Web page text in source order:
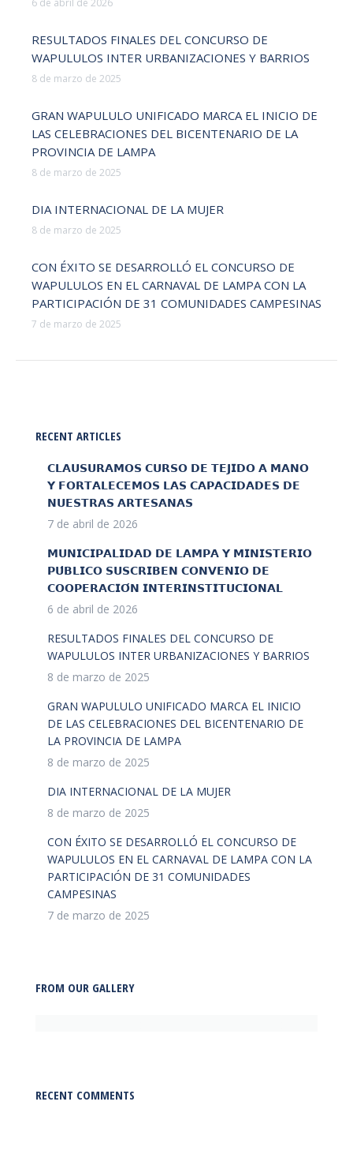
6 de abril de 2026
RESULTADOS FINALES DEL CONCURSO DE
WAPULULOS INTER URBANIZACIONES Y BARRIOS
8 de marzo de 2025
GRAN WAPULULO UNIFICADO MARCA EL INICIO DE
LAS CELEBRACIONES DEL BICENTENARIO DE LA
PROVINCIA DE LAMPA
8 de marzo de 2025
DIA INTERNACIONAL DE LA MUJER
8 de marzo de 2025
CON ÉXITO SE DESARROLLÓ EL CONCURSO DE
WAPULULOS EN EL CARNAVAL DE LAMPA CON LA
PARTICIPACIÓN DE 31 COMUNIDADES CAMPESINAS
7 de marzo de 2025
RECENT ARTICLES
𝗖𝗟𝗔𝗨𝗦𝗨𝗥𝗔𝗠𝗢𝗦 𝗖𝗨𝗥𝗦𝗢 𝗗𝗘 𝗧𝗘𝗝𝗜𝗗𝗢 𝗔 𝗠𝗔𝗡𝗢
𝗬 𝗙𝗢𝗥𝗧𝗔𝗟𝗘𝗖𝗘𝗠𝗢𝗦 𝗟𝗔𝗦 𝗖𝗔𝗣𝗔𝗖𝗜𝗗𝗔𝗗𝗘𝗦 𝗗𝗘
𝗡𝗨𝗘𝗦𝗧𝗥𝗔𝗦 𝗔𝗥𝗧𝗘𝗦𝗔𝗡𝗔𝗦
7 de abril de 2026
𝗠𝗨𝗡𝗜𝗖𝗜𝗣𝗔𝗟𝗜𝗗𝗔𝗗 𝗗𝗘 𝗟𝗔𝗠𝗣𝗔 𝗬 𝗠𝗜𝗡𝗜𝗦𝗧𝗘𝗥𝗜𝗢
𝗣𝗨́𝗕𝗟𝗜𝗖𝗢 𝗦𝗨𝗦𝗖𝗥𝗜𝗕𝗘𝗡 𝗖𝗢𝗡𝗩𝗘𝗡𝗜𝗢 𝗗𝗘
𝗖𝗢𝗢𝗣𝗘𝗥𝗔𝗖𝗜𝗢́𝗡 𝗜𝗡𝗧𝗘𝗥𝗜𝗡𝗦𝗧𝗜𝗧𝗨𝗖𝗜𝗢𝗡𝗔𝗟
6 de abril de 2026
RESULTADOS FINALES DEL CONCURSO DE
WAPULULOS INTER URBANIZACIONES Y BARRIOS
8 de marzo de 2025
GRAN WAPULULO UNIFICADO MARCA EL INICIO
DE LAS CELEBRACIONES DEL BICENTENARIO DE
LA PROVINCIA DE LAMPA
8 de marzo de 2025
DIA INTERNACIONAL DE LA MUJER
8 de marzo de 2025
CON ÉXITO SE DESARROLLÓ EL CONCURSO DE
WAPULULOS EN EL CARNAVAL DE LAMPA CON LA
PARTICIPACIÓN DE 31 COMUNIDADES
CAMPESINAS
7 de marzo de 2025
FROM OUR GALLERY
RECENT COMMENTS